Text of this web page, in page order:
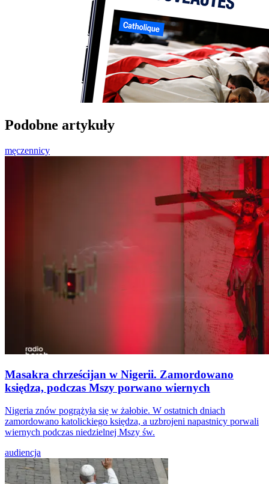
Podobne artykuły
męczennicy
Masakra chrześcijan w Nigerii. Zamordowano
księdza, podczas Mszy porwano wiernych
Nigeria znów pogrążyła się w żałobie. W ostatnich dniach
zamordowano katolickiego księdza, a uzbrojeni napastnicy porwali
wiernych podczas niedzielnej Mszy św.
audiencja